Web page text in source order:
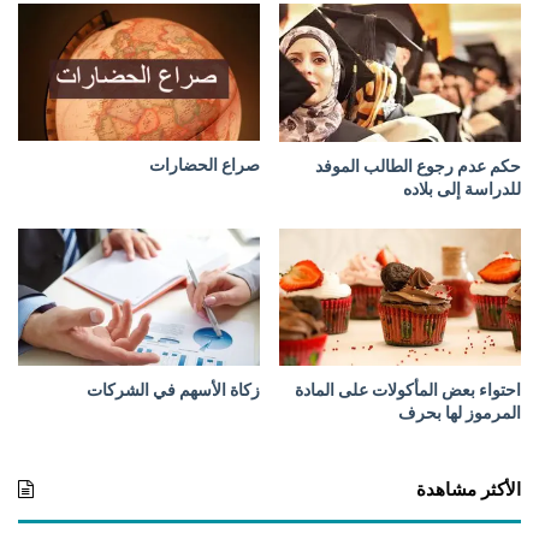
أ
ج
ز
ا
ي
ا
ن
ا
ت
م
ذ
ب
و
حكم عدم رجوع الطالب الموفد
للدراسة إلى بلاده
صراع الحضارات
احتواء بعض المأكولات على المادة
المرموز لها بحرف
زكاة الأسهم في الشركات
الأكثر مشاهدة